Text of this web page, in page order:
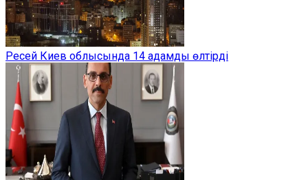
Ресей Киев облысында 14 адамды өлтірді